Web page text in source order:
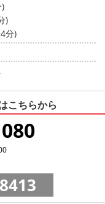
)
分)
こちらから